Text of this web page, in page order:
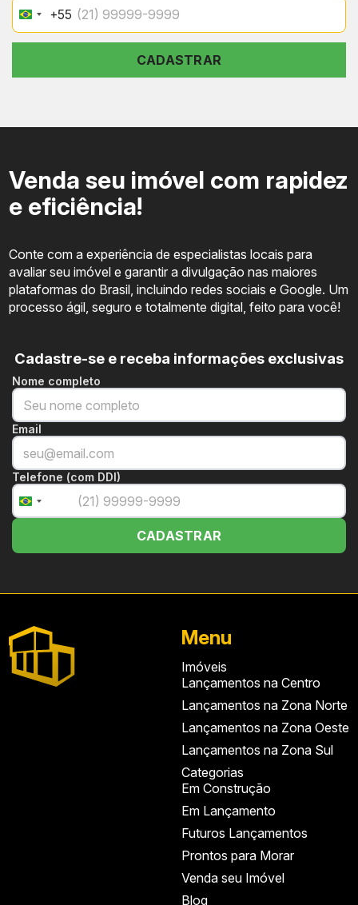
Brazil
+55
+55
CADASTRAR
Venda seu imóvel com rapidez
e eficiência!
Conte com a experiência de especialistas locais para
avaliar seu imóvel e garantir a divulgação nas maiores
plataformas do Brasil, incluindo redes sociais e Google. Um
processo ágil, seguro e totalmente digital, feito para você!
Cadastre-se e receba informações exclusivas
Nome completo
Email
Telefone (com DDI)
Brazil
+55
CADASTRAR
Menu
Imóveis
Lançamentos na Centro
Lançamentos na Zona Norte
Lançamentos na Zona Oeste
Lançamentos na Zona Sul
Categorias
Em Construção
Em Lançamento
Futuros Lançamentos
Prontos para Morar
Venda seu Imóvel
Blog